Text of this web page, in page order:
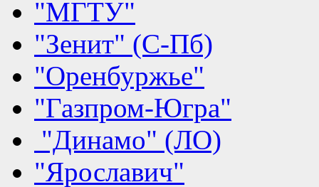
"МГТУ"
"Зенит" (С-Пб)
"Оренбуржье"
"Газпром-Югра"
"Динамо" (ЛО)
"Ярославич"